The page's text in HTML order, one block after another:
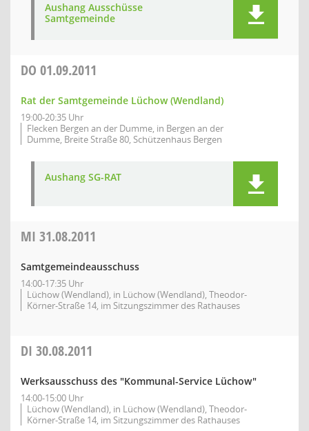
Aushang Ausschüsse
Samtgemeinde
DO 01.09.2011
Rat der Samtgemeinde Lüchow (Wendland)
19:00-20:35 Uhr
Flecken Bergen an der Dumme, in Bergen an der
Dumme, Breite Straße 80, Schützenhaus Bergen
Aushang SG-RAT
MI 31.08.2011
Samtgemeindeausschuss
14:00-17:35 Uhr
Lüchow (Wendland), in Lüchow (Wendland), Theodor-
Körner-Straße 14, im Sitzungszimmer des Rathauses
DI 30.08.2011
Werksausschuss des "Kommunal-Service Lüchow"
14:00-15:00 Uhr
Lüchow (Wendland), in Lüchow (Wendland), Theodor-
Körner-Straße 14, im Sitzungszimmer des Rathauses